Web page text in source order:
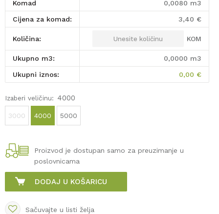
komad 0,0080 m3
Cijena za komad: 3,40 €
Količina: KOM
Ukupno m3: 0,0000 m3
Ukupni iznos: 0,00 €
Izaberi veličinu: 4000
3000 4000 5000
Proizvod je dostupan samo za preuzimanje u
poslovnicama
DODAJ U KOŠARICU
Sačuvajte u listi želja